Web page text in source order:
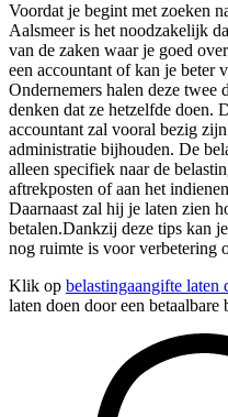
Voordat je begint met zoeken
Aalsmeer is het noodzakelijk
van de zaken waar je goed
een accountant of kan je beter
Ondernemers halen deze twee
denken dat ze hetzelfde doen.
accountant zal vooral bezig
administratie bijhouden. De
alleen specifiek naar de
aftrekposten of aan het
Daarnaast zal hij je laten zien
betalen.Dankzij deze tips kan
nog ruimte is voor verbetering
Klik op belastingaangifte laten
laten doen door een